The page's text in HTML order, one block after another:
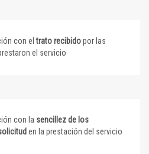
con eltrato recibidopor las
el servicio
con la sencillez de los
en la prestación del servicio